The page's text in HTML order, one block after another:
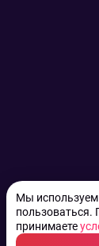
Мы
пользоваться.
принимаете